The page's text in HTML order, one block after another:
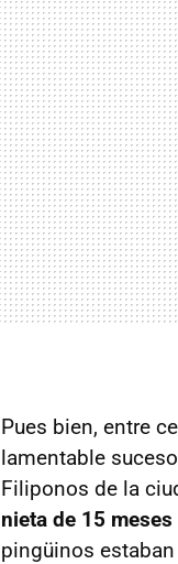
Pues bien, entre
lamentable
Filiponos de la
nieta de 15 meses
pingüinos